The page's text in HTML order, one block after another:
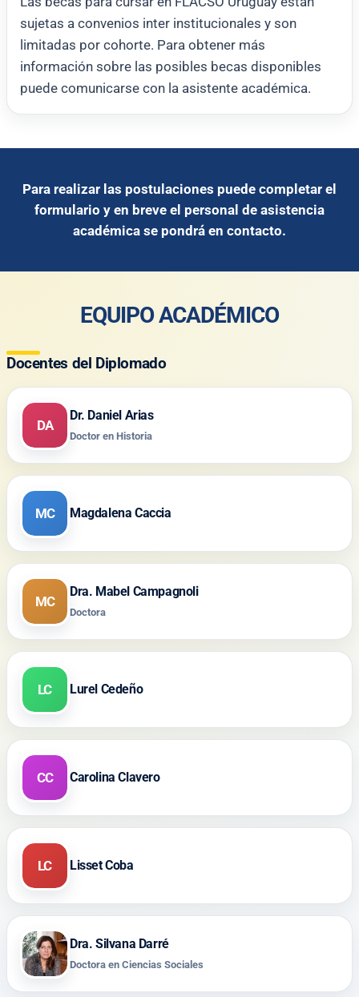
sujetas a convenios inter institucionales y son
limitadas por cohorte. Para obtener más
información sobre las posibles becas disponibles
puede comunicarse con la asistente académica.
Para realizar las postulaciones puede completar el
formulario y en breve el personal de asistencia
académica se pondrá en contacto.
EQUIPO ACADÉMICO
Docentes del Diplomado
DA
Dr. Daniel Arias
Doctor en Historia
MC Magdalena Caccia
MC
Dra. Mabel Campagnoli
Doctora
LC Lurel Cedeño
CC Carolina Clavero
LC Lisset Coba
Dra. Silvana Darré
Doctora en Ciencias Sociales